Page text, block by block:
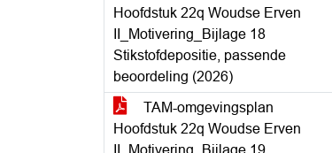
Hoofdstuk 22q Woudse Erven
II_Motivering_Bijlage 18
Stikstofdepositie, passende
beoordeling (2026)
TAM-omgevingsplan
Hoofdstuk 22q Woudse Erven
II_Motivering_Bijlage 19